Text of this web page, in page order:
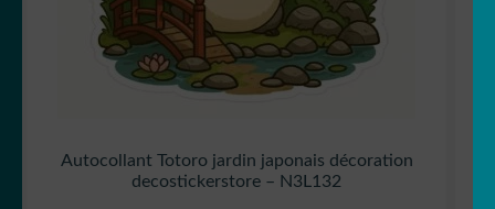
Autocollant Totoro jardin japonais décoration
decostickerstore – N3L132